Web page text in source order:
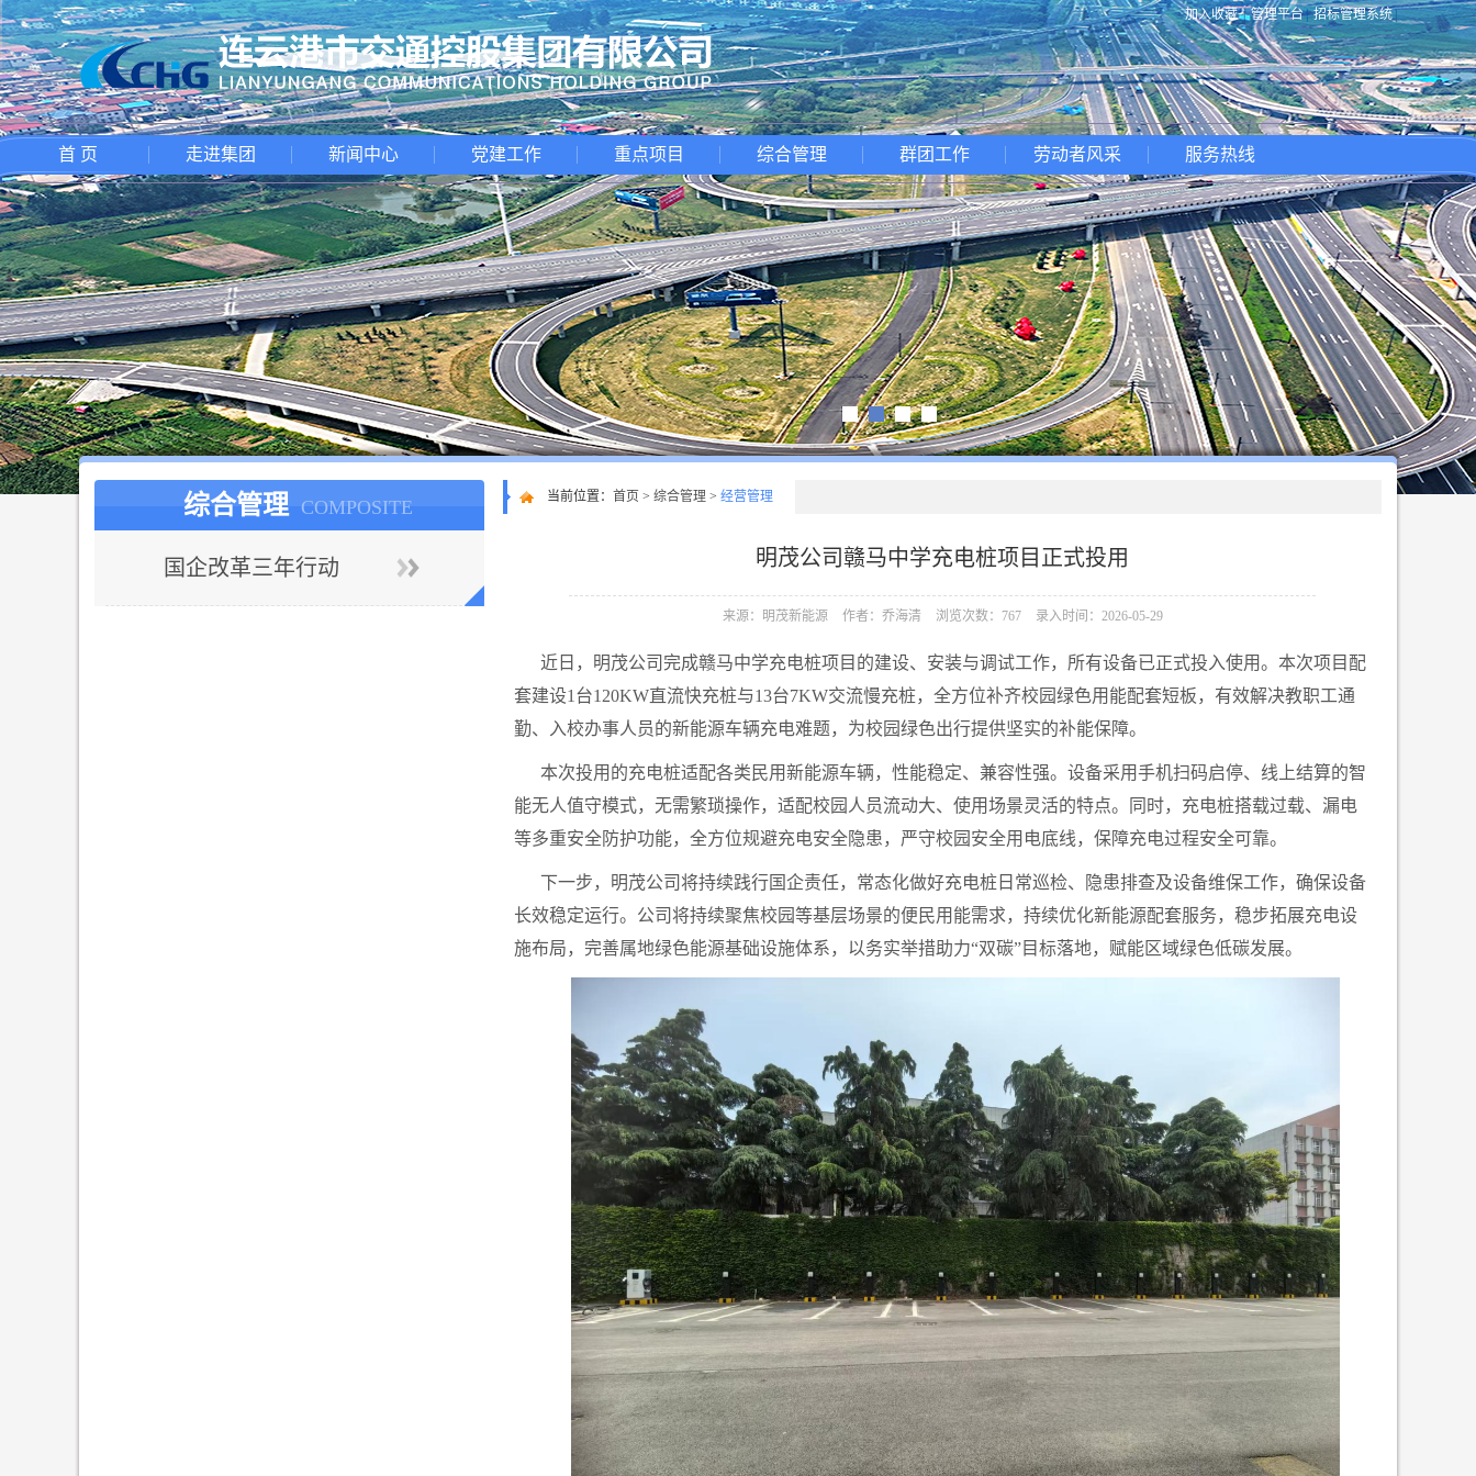
1 2 3 4
加入收藏|管理平台|招标管理系统|
首 页 走进集团 新闻中心 党建工作 重点项目 综合管理 群团工作 劳动者风采 服务热线
综合管理 COMPOSITE
国企改革三年行动
当前位置： 首页 > 综合管理 > 经营管理
明茂公司赣马中学充电桩项目正式投用
来源：明茂新能源 作者：乔海清 浏览次数：767 录入时间：2026-05-29
近日，明茂公司完成赣马中学充电桩项目的建设、安装与调试工作，所有设备已正式投入使用。本次项目配
套建设1台120KW直流快充桩与13台7KW交流慢充桩，全方位补齐校园绿色用能配套短板，有效解决教职工通
勤、入校办事人员的新能源车辆充电难题，为校园绿色出行提供坚实的补能保障。
本次投用的充电桩适配各类民用新能源车辆，性能稳定、兼容性强。设备采用手机扫码启停、线上结算的智
能无人值守模式，无需繁琐操作，适配校园人员流动大、使用场景灵活的特点。同时，充电桩搭载过载、漏电
等多重安全防护功能，全方位规避充电安全隐患，严守校园安全用电底线，保障充电过程安全可靠。
下一步，明茂公司将持续践行国企责任，常态化做好充电桩日常巡检、隐患排查及设备维保工作，确保设备
长效稳定运行。公司将持续聚焦校园等基层场景的便民用能需求，持续优化新能源配套服务，稳步拓展充电设
施布局，完善属地绿色能源基础设施体系，以务实举措助力“双碳”目标落地，赋能区域绿色低碳发展。